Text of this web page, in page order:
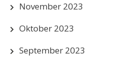
November 2023
Oktober 2023
September 2023